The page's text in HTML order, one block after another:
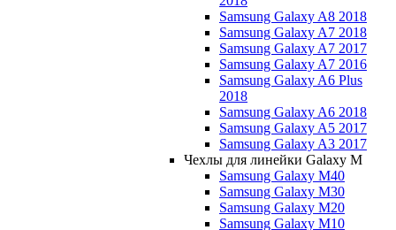
Samsung Galaxy A8 2018
Samsung Galaxy A7 2018
Samsung Galaxy A7 2017
Samsung Galaxy A7 2016
Samsung Galaxy A6 Plus
2018
Samsung Galaxy A6 2018
Samsung Galaxy A5 2017
Samsung Galaxy A3 2017
Чехлы для линейки Galaxy M
Samsung Galaxy M40
Samsung Galaxy M30
Samsung Galaxy M20
Samsung Galaxy M10